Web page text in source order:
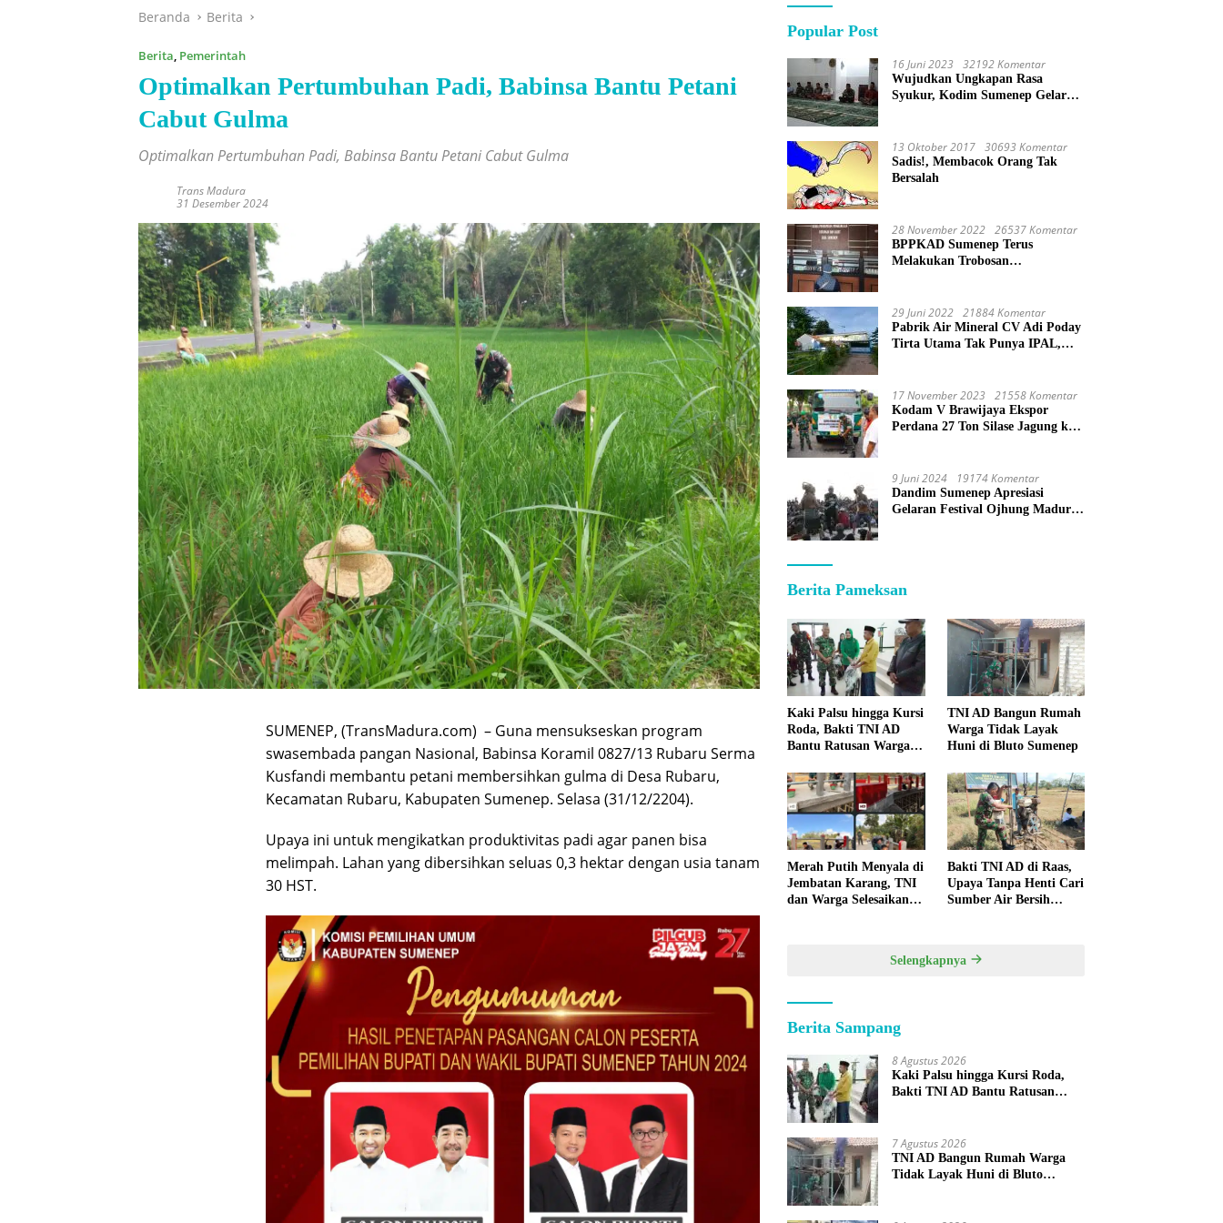
Beranda Berita
Berita Pemerintah
Optimalkan Pertumbuhan Padi, Babinsa Bantu Petani
Cabut Gulma
Optimalkan Pertumbuhan Padi, Babinsa Bantu Petani Cabut Gulma
Trans Madura
31 Desember 2024
SUMENEP, (TransMadura.com) – Guna mensukseskan program
swasembada pangan Nasional, Babinsa Koramil 0827/13 Rubaru Serma
Kusfandi membantu petani membersihkan gulma di Desa Rubaru,
Kecamatan Rubaru, Kabupaten Sumenep. Selasa (31/12/2204).
Upaya ini untuk mengikatkan produktivitas padi agar panen bisa
melimpah. Lahan yang dibersihkan seluas 0,3 hektar dengan usia tanam
30 HST.
Popular Post
16 Juni 2023 32192 Komentar
Wujudkan Ungkapan Rasa
Syukur, Kodim Sumenep Gelar
13 Oktober 2017 30693 Komentar
Sadis!, Membacok Orang Tak
Bersalah
28 November 2022 26537 Komentar
BPPKAD Sumenep Terus
Melakukan Trobosan
29 Juni 2022 21884 Komentar
Pabrik Air Mineral CV Adi Poday
Tirta Utama Tak Punya IPAL,
17 November 2023 21558 Komentar
Kodam V Brawijaya Ekspor
Perdana 27 Ton Silase Jagung ke
9 Juni 2024 19174 Komentar
Dandim Sumenep Apresiasi
Gelaran Festival Ojhung Madura
Berita Pameksan
Kaki Palsu hingga Kursi
Roda, Bakti TNI AD
Bantu Ratusan Warga
TNI AD Bangun Rumah
Warga Tidak Layak
Huni di Bluto Sumenep
Merah Putih Menyala di
Jembatan Karang, TNI
dan Warga Selesaikan
Bakti TNI AD di Raas,
Upaya Tanpa Henti Cari
Sumber Air Bersih
Selengkapnya
Berita Sampang
8 Agustus 2026
Kaki Palsu hingga Kursi Roda,
Bakti TNI AD Bantu Ratusan
7 Agustus 2026
TNI AD Bangun Rumah Warga
Tidak Layak Huni di Bluto